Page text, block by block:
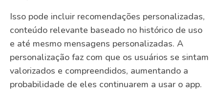
Isso pode incluir recomendações personalizadas,
conteúdo relevante baseado no histórico de uso
e até mesmo mensagens personalizadas. A
personalização faz com que os usuários se sintam
valorizados e compreendidos, aumentando a
probabilidade de eles continuarem a usar o app.